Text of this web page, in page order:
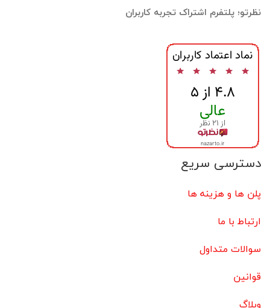
نظرتو؛ پلتفرم اشتراک تجربه کاربران
دسترسی سریع
پلن ها و هزینه ها
ارتباط با ما
سوالات متداول
قوانین
وبلاگ